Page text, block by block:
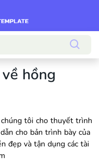
hồng
tôi cho thuyết trình
cho bản trình bày của
đẹp và tận dụng các tài